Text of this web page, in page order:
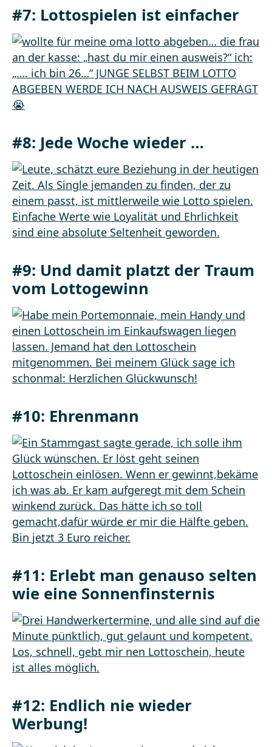
#7: Lottospielen ist einfacher
#8: Jede Woche wieder …
#9: Und damit platzt der Traum
vom Lottogewinn
#10: Ehrenmann
#11: Erlebt man genauso selten
wie eine Sonnenfinsternis
#12: Endlich nie wieder
Werbung!